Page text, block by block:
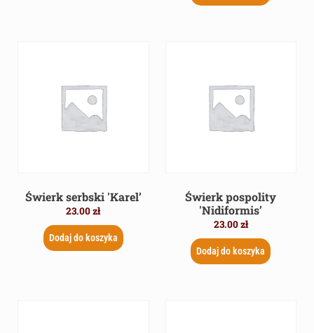
Świerk serbski 'Karel’
23.00zł
Dodaj do koszyka
Świerk pospolity
'Nidiformis’
23.00zł
Dodaj do koszyka